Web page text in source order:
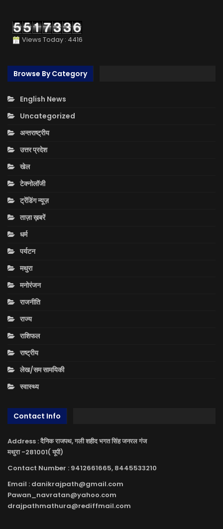
Views Today : 4416
Browse By Category
English News
Uncategorized
अन्तराष्ट्रीय
उत्तर प्रदेश
खेल
टेक्नोलॉजी
ट्रेंडिंग न्यूज़
ताज़ा ख़बरें
धर्म
पर्यटन
मथुरा
मनोरंजन
राजनीति
राज्य
राशिफल
राष्ट्रीय
लेख/सम सामयिकी
स्वास्थ्य
Contact Info
Address : दैनिक राजपथ, गली शहीद भगत सिंह जनरल गंज
मथुरा -281001( यूपी)
Contact Number : 9412661665, 8445533210
Email : danikrajpath@gmail.com
Pawan_navratan@yahoo.com
drajpathmathura@rediffmail.com